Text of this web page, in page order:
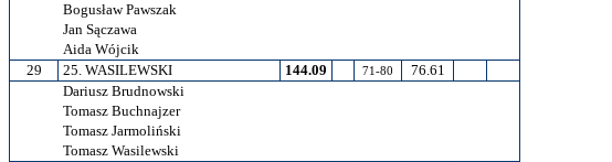
Bogusław Pawszak
Jan Sączawa
Aida Wójcik
29
25. WASILEWSKI 144.09 71-80
76.61
Dariusz Brudnowski
Tomasz Buchnajzer
Tomasz Jarmoliński
Tomasz Wasilewski